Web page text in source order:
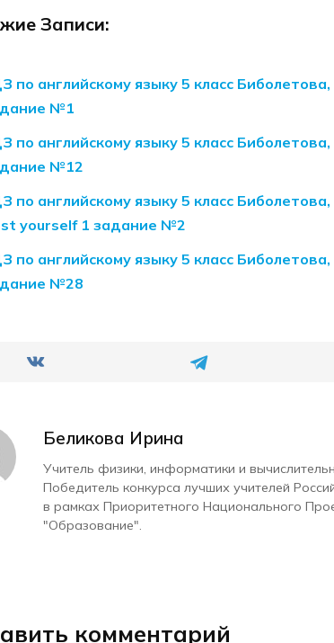
Записи:
по английскому языку 5 класс
№1
по английскому языку 5 класс
№12
по английскому языку 5 класс
yourself 1 задание №2
по английскому языку 5 класс
№28
Беликова Ирина
Учитель физики, информатики и
Победитель конкурса лучших учителей
в рамках Приоритетного Национального
"Образование".
комментарий